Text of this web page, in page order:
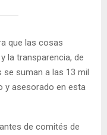
que las cosas
la transparencia, de
suman a las 13 mil
y asesorado en esta
de comités de